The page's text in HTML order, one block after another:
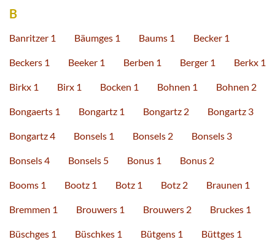
B
Banritzer 1 Bäumges 1 Baums 1 Becker 1
Beckers 1 Beeker 1 Berben 1 Berger 1 Berkx 1
Birkx 1 Birx 1 Bocken 1 Bohnen 1 Bohnen 2
Bongaerts 1 Bongartz 1 Bongartz 2 Bongartz 3
Bongartz 4 Bonsels 1 Bonsels 2 Bonsels 3
Bonsels 4 Bonsels 5 Bonus 1 Bonus 2
Booms 1 Bootz 1 Botz 1 Botz 2 Braunen 1
Bremmen 1 Brouwers 1 Brouwers 2 Bruckes 1
Büschges 1 Büschkes 1 Bütgens 1 Büttges 1